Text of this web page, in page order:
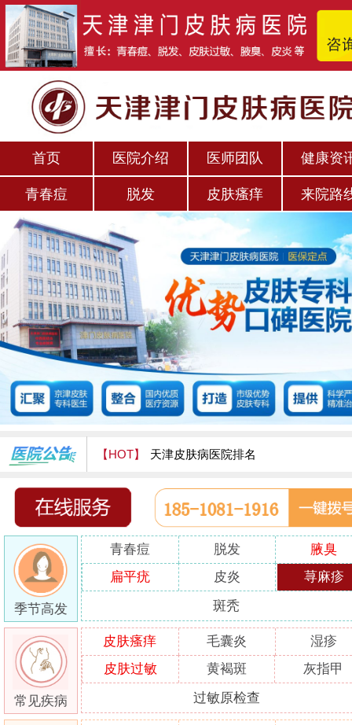
首页 医院介绍 医师团队 健康资
青春痘 脱发 皮肤瘙痒 来院路
【HOT】 天津皮肤病医院排名
天津津门皮肤病医院怎么样
季节高发
青春痘 脱发
腋臭
扁平疣
皮炎 荨麻疹
斑秃
常见疾病
皮肤瘙痒 毛囊炎
湿疹
皮肤过敏
黄褐斑 灰指甲
过敏原检查